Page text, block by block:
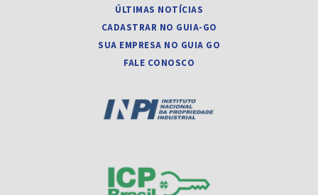
ÚLTIMAS NOTÍCIAS
CADASTRAR NO GUIA-GO
SUA EMPRESA NO GUIA GO
FALE CONOSCO